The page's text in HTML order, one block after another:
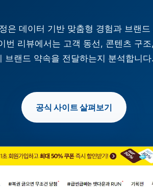
은 데이터 기반 맞춤형 경험과 브랜
번 리뷰에서는 고객 동선, 콘텐츠 구
브랜드 약속을 전달하는지 분석합니다.
공식 사이트 살펴보기